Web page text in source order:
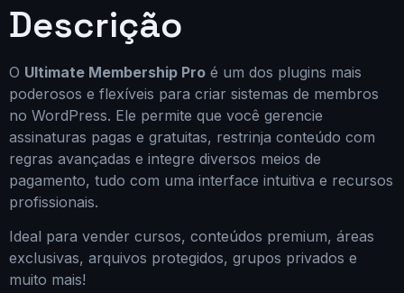
Descrição
O Ultimate Membership Pro é um dos plugins mais
poderosos e flexíveis para criar sistemas de membros
no WordPress. Ele permite que você gerencie
assinaturas pagas e gratuitas, restrinja conteúdo com
regras avançadas e integre diversos meios de
pagamento, tudo com uma interface intuitiva e recursos
profissionais.
Ideal para vender cursos, conteúdos premium, áreas
exclusivas, arquivos protegidos, grupos privados e
muito mais!